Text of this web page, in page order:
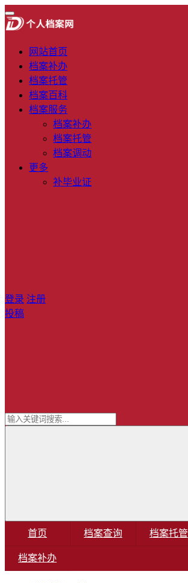
网站首页
档案补办
档案托管
档案百科
档案服务
档案补办
档案托管
档案调动
更多
补毕业证
登录 注册
投稿
首页 档案查询 档案托管
档案补办